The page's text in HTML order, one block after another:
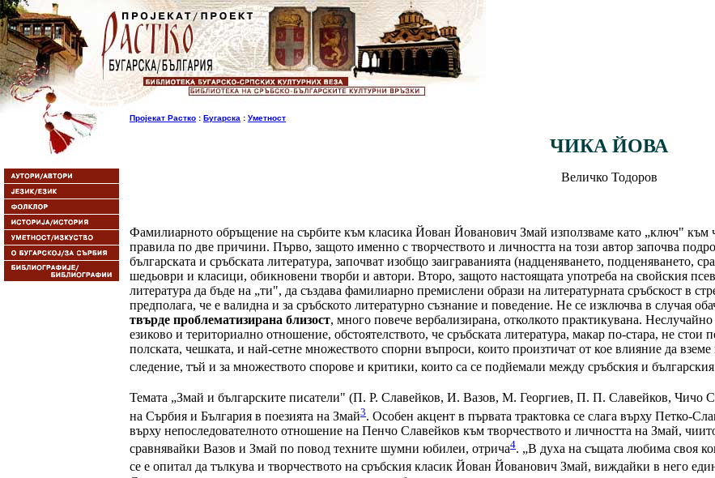
Пројекат Растко : Бугарска : Уметност
ЧИКА ЙОВА
Величко Тодоров
Фамилиарното обръщение на сърбите към класика Йован Йованович Змай използваме като „ключ" към
правила по две причини. Първо, защото именно с творчеството и личността на този автор започва
българската и сръбската литература, започват изобщо заиграванията (надценяването, подценяването,
шедьоври и класици, обикновени творби и автори. Второ, защото настоящата употреба на свойския
литература да бъде на „ти", да създава фамилиарно премислени образи на литературната сръбскост в
предполага, че е валидна и за сръбското литературно съзнание и поведение. Не се изключва в случая
твърде проблематизирана близост, много повече вербализирана, отколкото практикувана.
езиково и териториално отношение, обстоятелството, че сръбската литература, макар по-стара, не стои
полската, чешката, и най-сетне множеството спорни въпроси, които произтичат от кое влияние да
следение, тъй и за множеството спорове и критики, които са се подйемали между сръбския и
Темата „Змай и българските писатели" (П. Р. Славейков, И. Вазов, М. Георгиев, П. П. Славейков, Чичо
на Сърбия и България в поезията на Змай3. Особен акцент в първата трактовка се слага върху Петко-
върху непоследователното отношение на Пенчо Славейков към творчеството и личността на Змай,
сравнявайки Вазов и Змай по повод техните шумни юбилеи, отрича4. „В духа на същата любима своя
се е опитал да тълкува и творчеството на сръбския класик Йован Йованович Змай, виждайки в него